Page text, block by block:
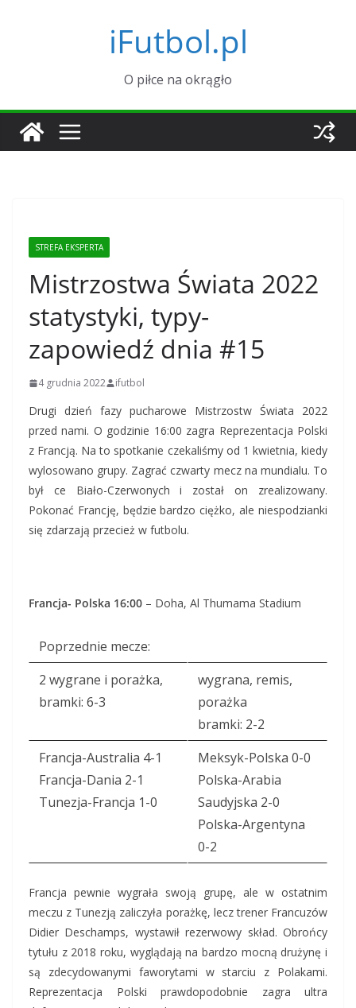
iFutbol.pl
O piłce na okrągło
STREFA EKSPERTA
Mistrzostwa Świata 2022
statystyki, typy-
zapowiedź dnia #15
4 grudnia 2022 ifutbol
Drugi dzień fazy pucharowe Mistrzostw Świata 2022
przed nami. O godzinie 16:00 zagra Reprezentacja Polski
z Francją. Na to spotkanie czekaliśmy od 1 kwietnia, kiedy
wylosowano grupy. Zagrać czwarty mecz na mundialu. To
był ce Biało-Czerwonych i został on zrealizowany.
Pokonać Francję, będzie bardzo ciężko, ale niespodzianki
się zdarzają przecież w futbolu.
Francja- Polska 16:00 – Doha, Al Thumama Stadium
Poprzednie mecze:
2 wygrane i porażka,
bramki: 6-3
wygrana, remis,
porażka
bramki: 2-2
Francja-Australia 4-1
Francja-Dania 2-1
Tunezja-Francja 1-0
Meksyk-Polska 0-0
Polska-Arabia
Saudyjska 2-0
Polska-Argentyna
0-2
Francja pewnie wygrała swoją grupę, ale w ostatnim
meczu z Tunezją zaliczyła porażkę, lecz trener Francuzów
Didier Deschamps, wystawił rezerwowy skład. Obrońcy
tytułu z 2018 roku, wyglądają na bardzo mocną drużynę i
są zdecydowanymi faworytami w starciu z Polakami.
Reprezentacja Polski prawdopodobnie zagra ultra